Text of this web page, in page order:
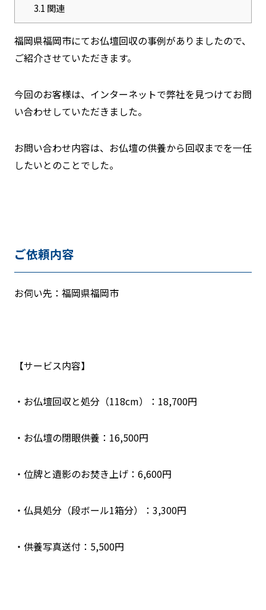
3.1 関連
福岡県福岡市にてお仏壇回収の事例がありましたので、
ご紹介させていただきます。
今回のお客様は、インターネットで弊社を見つけてお問
い合わせしていただきました。
お問い合わせ内容は、お仏壇の供養から回収までを一任
したいとのことでした。
ご依頼内容
お伺い先：福岡県福岡市
【サービス内容】
・お仏壇回収と処分（118cm）：18,700円
・お仏壇の閉眼供養：16,500円
・位牌と遺影のお焚き上げ：6,600円
・仏具処分（段ボール1箱分）：3,300円
・供養写真送付：5,500円